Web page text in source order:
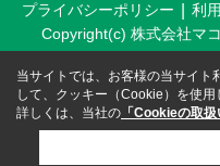
プライバシーポリシー 利
Copyright(c) 株式会社マ
当サイトでは、お客様の当サイト
して、クッキー（Cookie）を使用
詳しくは、当社の 「Cookieの取扱